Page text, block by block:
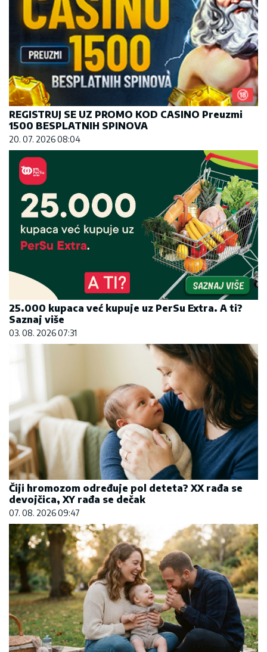
REGISTRUJ SE UZ PROMO KOD CASINO Preuzmi
1500 BESPLATNIH SPINOVA
20. 07. 2026 08:04
25.000 kupaca već kupuje uz PerSu Extra. A ti?
Saznaj više
03. 08. 2026 07:31
Čiji hromozom određuje pol deteta? XX rađa se
devojčica, XY rađa se dečak
07. 08. 2026 09:47